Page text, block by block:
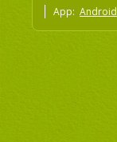
App: Android